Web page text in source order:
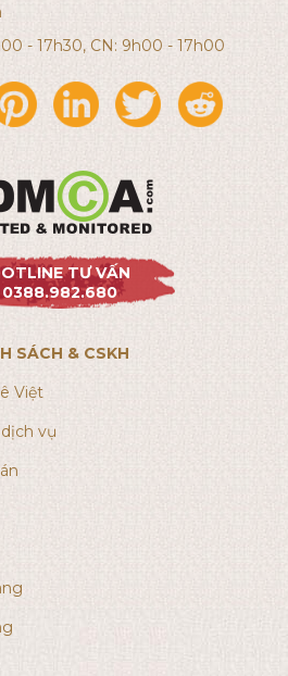
- 17h30, CN: 9h00 - 17h00
TƯ VẤN
0388.982.680
SÁCH & CSKH
Việt
vụ